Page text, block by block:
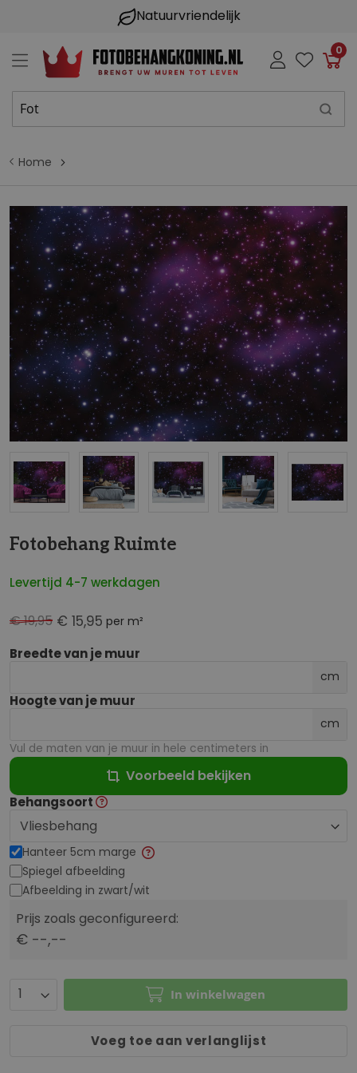
Natuurvriendelijk
0
Home
Fotobehang Ruimte
Levertijd 4-7 werkdagen
€ 15,95 per m²
€ 19,95
Breedte van je muur
cm
Hoogte van je muur
cm
Vul de maten van je muur in hele centimeters in
Voorbeeld bekijken
Behangsoort
Hanteer 5cm marge
Spiegel afbeelding
Afbeelding in zwart/wit
Prijs zoals geconfigureerd:
€ --,--
In winkelwagen
Voeg toe aan verlanglijst